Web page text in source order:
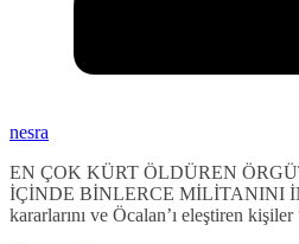
nesra
EN ÇOK KÜRT ÖLDÜREN
İÇİNDE BİNLERCE MİLİTANINI
kararlarını ve Öcalan’ı eleştiren kişiler